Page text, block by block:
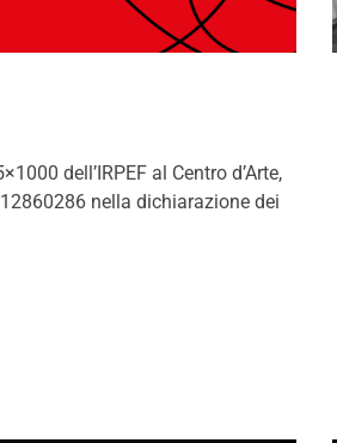
dell’IRPEF al Centro d’Arte,
nella dichiarazione dei